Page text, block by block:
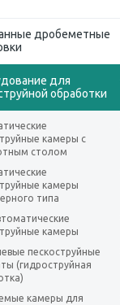
дробеметные
для
обработки
камеры с
столом
камеры
типа
камеры
пескоструйные
(гидроструйная
камеры для